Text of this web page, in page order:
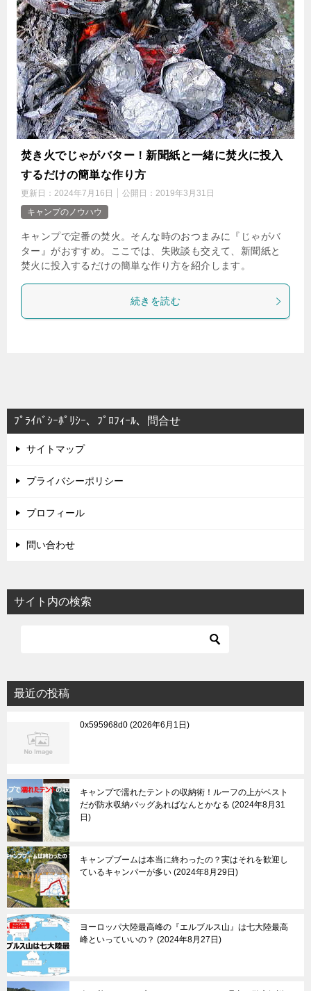
焚き火でじゃがバター！新聞紙と一緒に焚火に投入
するだけの簡単な作り方
更新日： 2024年7月16日 公開日： 2019年3月31日
キャンプのノウハウ
キャンプで定番の焚火。そんな時のおつまみに『じゃがバ
ター』がおすすめ。ここでは、失敗談も交えて、新聞紙と
焚火に投入するだけの簡単な作り方を紹介します。
続きを読む
ﾌﾟﾗｲﾊﾞｼｰﾎﾟﾘｼｰ、ﾌﾟﾛﾌｨｰﾙ、問合せ
サイトマップ
プライバシーポリシー
プロフィール
問い合わせ
サイト内の検索
最近の投稿
0x595968d0 2026年6月1日
キャンプで濡れたテントの収納術！ルーフの上がベスト
だが防水収納バッグあればなんとかなる 2024年8月31
日
キャンプブームは本当に終わったの？実はそれを歓迎し
ているキャンパーが多い 2024年8月29日
ヨーロッパ大陸最高峰の『エルブルス山』は七大陸最高
峰といっていいの？
2024年8月27日